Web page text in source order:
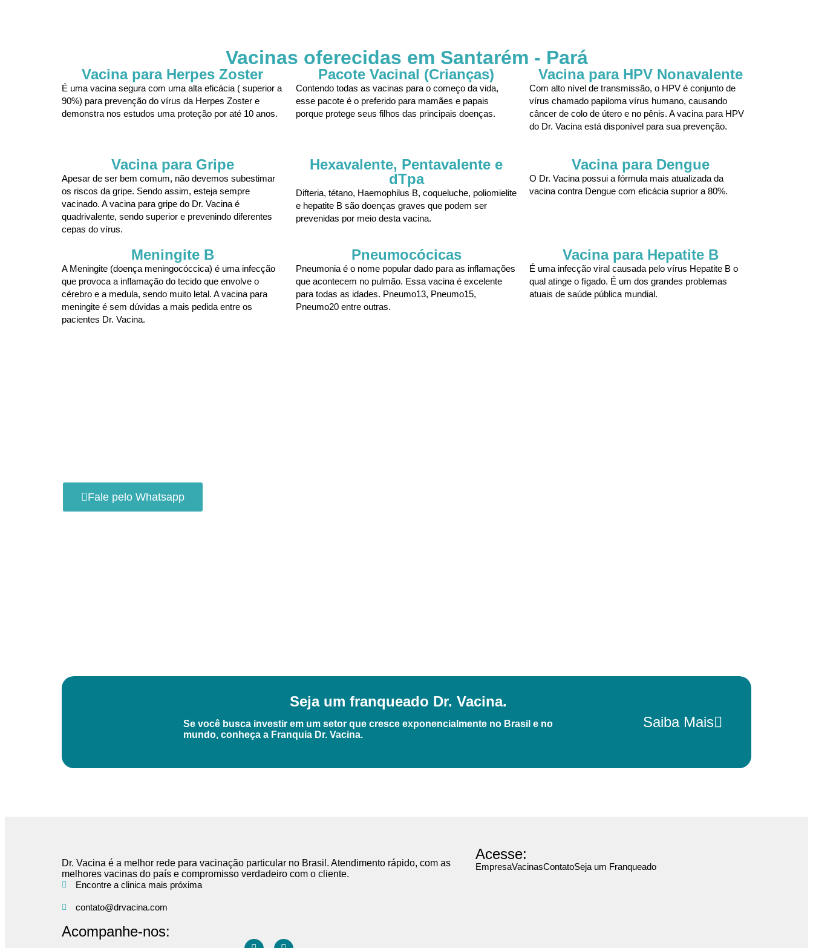
Vacinas oferecidas em Santarém - Pará
Vacina para Herpes Zoster
É uma vacina segura com uma alta eficácia ( superior a
90%) para prevenção do vírus da Herpes Zoster e
demonstra nos estudos uma proteção por até 10 anos.
Pacote Vacinal (Crianças)
Contendo todas as vacinas para o começo da vida,
esse pacote é o preferido para mamães e papais
porque protege seus filhos das principais doenças.
Vacina para HPV Nonavalente
Com alto nível de transmissão, o HPV é conjunto de
vírus chamado papiloma vírus humano, causando
câncer de colo de útero e no pênis. A vacina para HPV
do Dr. Vacina está disponível para sua prevenção.
Vacina para Gripe
Apesar de ser bem comum, não devemos subestimar
os riscos da gripe. Sendo assim, esteja sempre
vacinado. A vacina para gripe do Dr. Vacina é
quadrivalente, sendo superior e prevenindo diferentes
cepas do vírus.
Hexavalente, Pentavalente e
dTpa
Difteria, tétano, Haemophilus B, coqueluche, poliomielite
e hepatite B são doenças graves que podem ser
prevenidas por meio desta vacina.
Vacina para Dengue
O Dr. Vacina possui a fórmula mais atualizada da
vacina contra Dengue com eficácia suprior a 80%.
Meningite B
A Meningite (doença meningocóccica) é uma infecção
que provoca a inflamação do tecido que envolve o
cérebro e a medula, sendo muito letal. A vacina para
meningite é sem dúvidas a mais pedida entre os
pacientes Dr. Vacina.
Pneumocócicas
Pneumonia é o nome popular dado para as inflamações
que acontecem no pulmão. Essa vacina é excelente
para todas as idades. Pneumo13, Pneumo15,
Pneumo20 entre outras.
Vacina para Hepatite B
É uma infecção viral causada pelo vírus Hepatite B o
qual atinge o fígado. É um dos grandes problemas
atuais de saúde pública mundial.
Fale pelo Whatsapp
Seja um franqueado Dr. Vacina.
Se você busca investir em um setor que cresce exponencialmente no Brasil e no
mundo, conheça a Franquia Dr. Vacina.
Saiba Mais
Dr. Vacina é a melhor rede para vacinação particular no Brasil. Atendimento rápido, com as
melhores vacinas do país e compromisso verdadeiro com o cliente.
Encontre a clinica mais próxima
contato@drvacina.com
Acompanhe-nos:
Acesse:
EmpresaVacinasContatoSeja um Franqueado